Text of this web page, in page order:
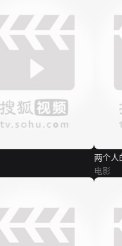
两个人
电影